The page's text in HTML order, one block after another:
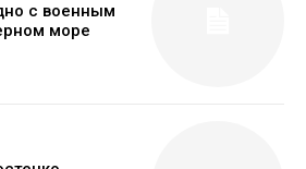
с военным
море